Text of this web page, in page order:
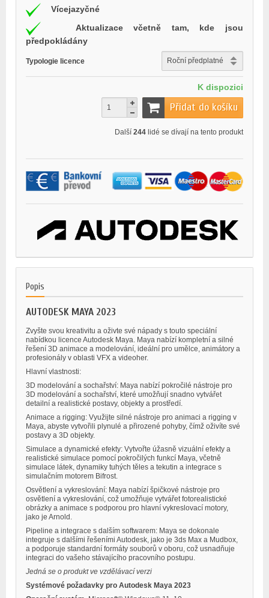
Vícejazyčné
Aktualizace včetně tam, kde jsou
předpokládány
Typologie licence
K dispozici
Přidat do košíku
Další 244 lidé se dívají na tento produkt
Popis
AUTODESK MAYA 2023
Zvyšte svou kreativitu a oživte své nápady s touto speciální
nabídkou licence Autodesk Maya. Maya nabízí kompletní a silné
řešení 3D animace a modelování, ideální pro umělce, animátory a
profesionály v oblasti VFX a videoher.
Hlavní vlastnosti:
3D modelování a sochařství: Maya nabízí pokročilé nástroje pro
3D modelování a sochařství, které umožňují snadno vytvářet
detailní a realistické postavy, objekty a prostředí.
Animace a rigging: Využijte silné nástroje pro animaci a rigging v
Maya, abyste vytvořili plynulé a přirozené pohyby, čímž oživíte své
postavy a 3D objekty.
Simulace a dynamické efekty: Vytvořte úžasně vizuální efekty a
realistické simulace pomocí pokročilých funkcí Maya, včetně
simulace látek, dynamiky tuhých těles a tekutin a integrace s
simulačním motorem Bifrost.
Osvětlení a vykreslování: Maya nabízí špičkové nástroje pro
osvětlení a vykreslování, což umožňuje vytvářet fotorealistické
obrázky a animace s podporou pro hlavní vykreslovací motory,
jako je Arnold.
Pipeline a integrace s dalším softwarem: Maya se dokonale
integruje s dalšími řešeními Autodesk, jako je 3ds Max a Mudbox,
a podporuje standardní formáty souborů v oboru, což usnadňuje
integraci do vašeho stávajícího pracovního postupu.
Jedná se o produkt ve vzdělávací verzi
Systémové požadavky pro Autodesk Maya 2023